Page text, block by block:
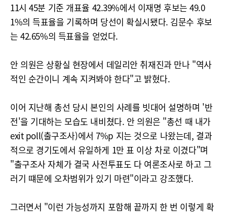
11시 45분 기준 개표율 42.39%에서 이재명 후보는 49.0
1%의 득표율을 기록하며 당선이 확실시됐다. 김문수 후보
는 42.65%의 득표율을 얻었다.
안 의원은 상황실 현장에서 데일리안 취재진과 만나 "역사
적인 순간이니 계속 지켜봐야 한다"고 밝혔다.
이어 지난해 총선 당시 본인의 사례를 빗대어 설명하며 '반
전'을 기대하는 모습도 내비쳤다. 안 의원은 "총선 때 내가
exit poll(출구조사)에서 7%p 지는 것으로 나왔는데, 결과
적으로 경기도에서 유일하게 1만 표 이상 차로 이겼다"며
"출구조사 자체가 결국 사전투표도 다 여론조사로 하고 그
러기 떄문에 오차범위가 있기 마련"이라고 강조했다.
그러면서 "이런 가능성까지 포함해 끝까지 한 번 이렇게 확